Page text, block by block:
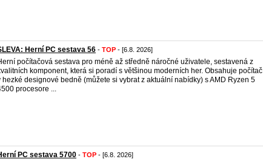
Herní PC sestava 56 - TOP - [6.8. 2026]
počítačová sestava pro méně až středně náročné uživatele, sestavená z
komponent, která si poradí s většinou moderních her. Obsahuje počítač
hezké designové bedně (můžete si vybrat z aktuální nabídky) s AMD Ryzen 5
procesore ...
PC sestava 5700 - TOP - [6.8. 2026]